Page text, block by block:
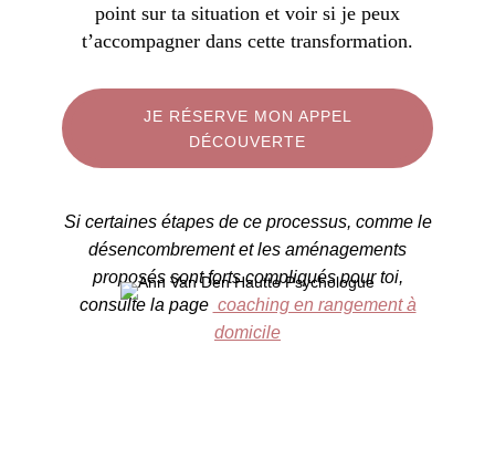
point sur ta situation et voir si je peux
t’accompagner dans cette transformation.
JE RÉSERVE MON APPEL
DÉCOUVERTE
Si certaines étapes de ce processus, comme le
désencombrement et les aménagements
proposés sont forts compliqués pour toi,
consulte la page coaching en rangement à
domicile